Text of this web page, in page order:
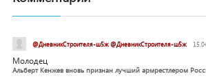
@ДневникСтроителя-ш5ж @ДневникСтроителя-ш5ж
Молодец
Альберт Кенжев вновь признан лучший армрестлером